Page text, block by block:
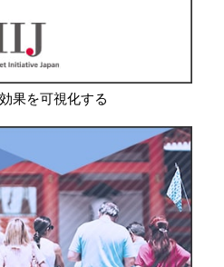
果を可視化する